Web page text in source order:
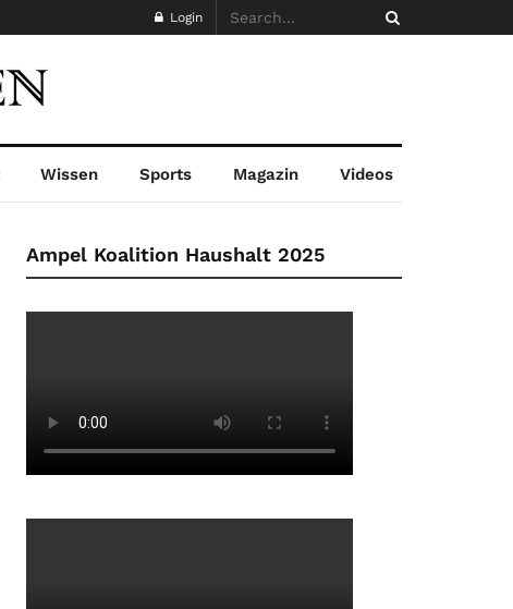
Login
Wissen Sports Magazin Videos
Ampel Koalition Haushalt 2025